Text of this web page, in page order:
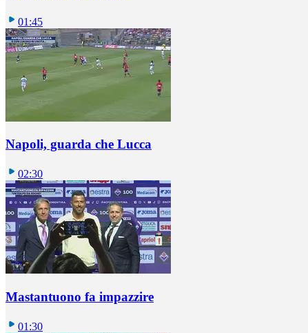
01:45
Napoli, guarda che Lucca
02:30
Mastantuono fa impazzire
01:30